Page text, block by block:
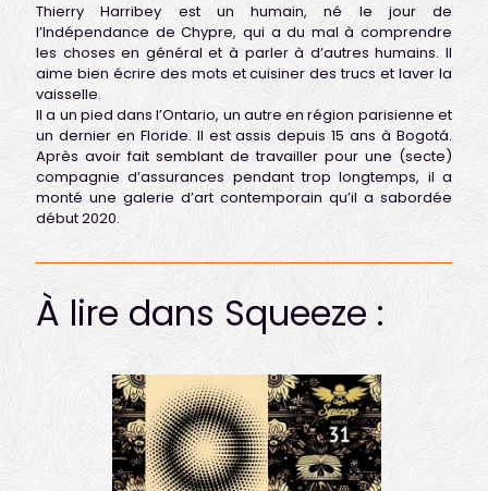
Thierry Harribey est un humain, né le jour de
l’Indépendance de Chypre, qui a du mal à comprendre
les choses en général et à parler à d’autres humains. Il
aime bien écrire des mots et cuisiner des trucs et laver la
vaisselle.
Il a un pied dans l’Ontario, un autre en région parisienne et
un dernier en Floride. Il est assis depuis 15 ans à Bogotá.
Après avoir fait semblant de travailler pour une (secte)
compagnie d’assurances pendant trop longtemps, il a
monté une galerie d’art contemporain qu’il a sabordée
début 2020.
À lire dans Squeeze :